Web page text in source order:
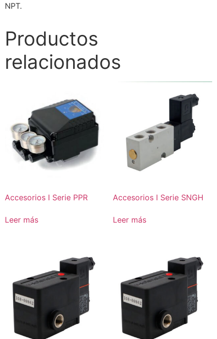
NPT.
Productos
relacionados
Accesorios I Serie PPR
Leer más
Accesorios I Serie SNGH
Leer más